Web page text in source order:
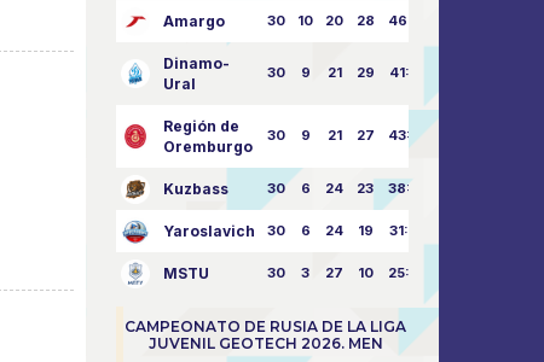
Amargo 30 10 20 28 46:73
Dinamo-
Ural
30 9 21 29 41:70
Región de
Oremburgo
30 9 21 27 43:73
Kuzbass 30 6 24 23 38:76
Yaroslavich 30 6 24 19 31:80
MSTU 30 3 27 10 25:87
CAMPEONATO DE RUSIA DE LA LIGA
JUVENIL GEOTECH 2026. MEN